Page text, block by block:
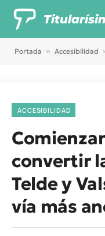
Portada » Accesibilidad
ACCESIBILIDAD
convertir
Telde y
vía más